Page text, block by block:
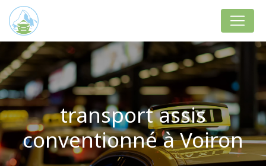
transport assis
conventionné à Voiron
Panneau de gestion des cookies